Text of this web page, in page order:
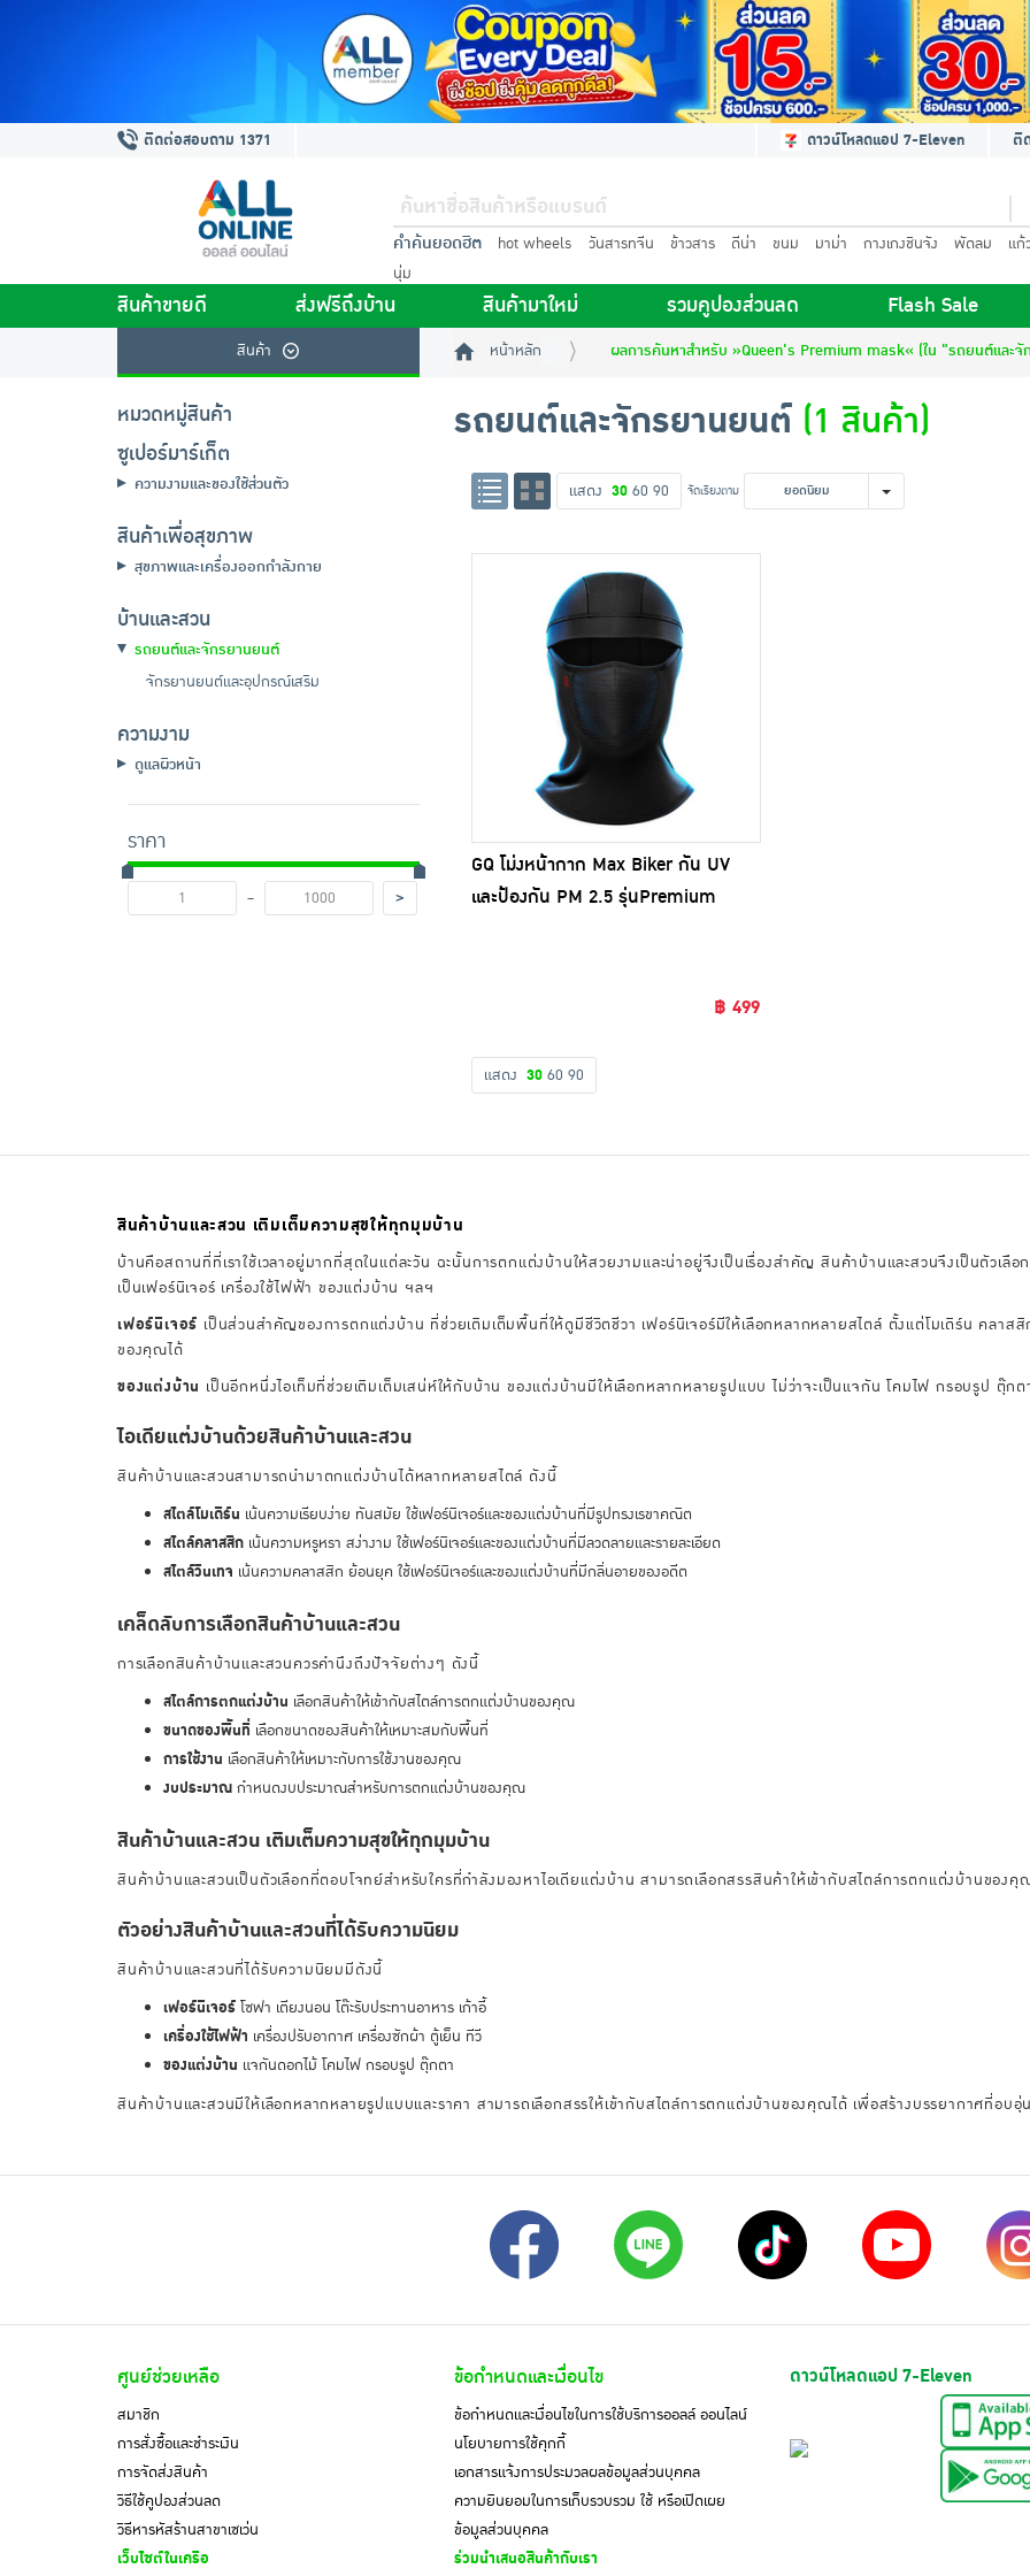
ติดต่อสอบถาม 1371 ดาวน์โหลดแอป 7-Eleven ติ
คำค้นยอดฮิต hot wheels วันสารทจีน ข้าวสาร ดีน่า ขนม มาม่า กางเกงชินจัง พัดลม แก้
นุ่ม
สินค้าขายดี ส่งฟรีถึงบ้าน สินค้ามาใหม่ รวมคูปองส่วนลด Flash Sale
สินค้า หน้าหลัก ผลการค้นหาสำหรับ »Queen's Premium mask« (ใน "รถยนต์และ
หมวดหมู่สินค้า
ซูเปอร์มาร์เก็ต
ความงามและของใช้ส่วนตัว
สินค้าเพื่อสุขภาพ
สุขภาพและเครื่องออกกำลังกาย
บ้านและสวน
รถยนต์และจักรยานยนต์
จักรยานยนต์และอุปกรณ์เสริม
ความงาม
ดูแลผิวหน้า
ราคา
-
>
รถยนต์และจักรยานยนต์(1 สินค้า)
แสดง 30 60 90 จัดเรียงตาม ยอดนิยม
ขออภัยสินค้าหมด
GQ โม่งหน้ากาก Max Biker กัน UV
และป้องกัน PM 2.5 รุ่นPremium
฿ 499
แสดง 30 60 90
สินค้าบ้านและสวน เติมเต็มความสุขให้ทุกมุมบ้าน
บ้านคือสถานที่ที่เราใช้เวลาอยู่มากที่สุดในแต่ละวัน ฉะนั้นการตกแต่งบ้านให้สวยงามและน่าอยู่จึงเป็นเรื่องสำคัญ สินค้าบ้านและสวนจึงเป็นตัวเลื
เป็นเฟอร์นิเจอร์ เครื่องใช้ไฟฟ้า ของแต่งบ้าน ฯลฯ
เฟอร์นิเจอร์ เป็นส่วนสำคัญของการตกแต่งบ้าน ที่ช่วยเติมเต็มพื้นที่ให้ดูมีชีวิตชีวา เฟอร์นิเจอร์มีให้เลือกหลากหลายสไตล์ ตั้งแต่โมเดิร์น คลาส
ของคุณได้
ของแต่งบ้าน เป็นอีกหนึ่งไอเท็มที่ช่วยเติมเต็มเสน่ห์ให้กับบ้าน ของแต่งบ้านมีให้เลือกหลากหลายรูปแบบ ไม่ว่าจะเป็นแจกัน โคมไฟ กรอบรูป ตุ๊
ไอเดียแต่งบ้านด้วยสินค้าบ้านและสวน
สินค้าบ้านและสวนสามารถนำมาตกแต่งบ้านได้หลากหลายสไตล์ ดังนี้
สไตล์โมเดิร์น เน้นความเรียบง่าย ทันสมัย ใช้เฟอร์นิเจอร์และของแต่งบ้านที่มีรูปทรงเรขาคณิต
สไตล์คลาสสิก เน้นความหรูหรา สง่างาม ใช้เฟอร์นิเจอร์และของแต่งบ้านที่มีลวดลายและรายละเอียด
สไตล์วินเทจ เน้นความคลาสสิก ย้อนยุค ใช้เฟอร์นิเจอร์และของแต่งบ้านที่มีกลิ่นอายของอดีต
เคล็ดลับการเลือกสินค้าบ้านและสวน
การเลือกสินค้าบ้านและสวนควรคำนึงถึงปัจจัยต่างๆ ดังนี้
สไตล์การตกแต่งบ้าน เลือกสินค้าให้เข้ากับสไตล์การตกแต่งบ้านของคุณ
ขนาดของพื้นที่ เลือกขนาดของสินค้าให้เหมาะสมกับพื้นที่
การใช้งาน เลือกสินค้าให้เหมาะกับการใช้งานของคุณ
งบประมาณ กำหนดงบประมาณสำหรับการตกแต่งบ้านของคุณ
สินค้าบ้านและสวน เติมเต็มความสุขให้ทุกมุมบ้าน
สินค้าบ้านและสวนเป็นตัวเลือกที่ตอบโจทย์สำหรับใครที่กำลังมองหาไอเดียแต่งบ้าน สามารถเลือกสรรสินค้าให้เข้ากับสไตล์การตกแต่งบ้านขอ
ตัวอย่างสินค้าบ้านและสวนที่ได้รับความนิยม
สินค้าบ้านและสวนที่ได้รับความนิยมมีดังนี้
เฟอร์นิเจอร์ โซฟา เตียงนอน โต๊ะรับประทานอาหาร เก้าอี้
เครื่องใช้ไฟฟ้า เครื่องปรับอากาศ เครื่องซักผ้า ตู้เย็น ทีวี
ของแต่งบ้าน แจกันดอกไม้ โคมไฟ กรอบรูป ตุ๊กตา
สินค้าบ้านและสวนมีให้เลือกหลากหลายรูปแบบและราคา สามารถเลือกสรรให้เข้ากับสไตล์การตกแต่งบ้านของคุณได้ เพื่อสร้างบรรยากาศที่อบ
ศูนย์ช่วยเหลือ
สมาชิก
การสั่งซื้อและชำระเงิน
การจัดส่งสินค้า
วิธีใช้คูปองส่วนลด
วิธีหารหัสร้านสาขาเซเว่น
เว็บไซต์ในเครือ
ข้อกำหนดและเงื่อนไข
ข้อกำหนดและเงื่อนไขในการใช้บริการออลล์ ออนไลน์
นโยบายการใช้คุกกี้
เอกสารแจ้งการประมวลผลข้อมูลส่วนบุคคล
ความยินยอมในการเก็บรวบรวม ใช้ หรือเปิดเผย
ข้อมูลส่วนบุคคล
ร่วมนำเสนอสินค้ากับเรา
ดาวน์โหลดแอป 7-Eleven